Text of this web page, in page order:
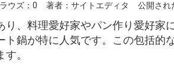
ウズ： 0 著者：サイトエディタ 公開され
、料理愛好家やパン作り愛好
鍋が特に人気です。この包括
。